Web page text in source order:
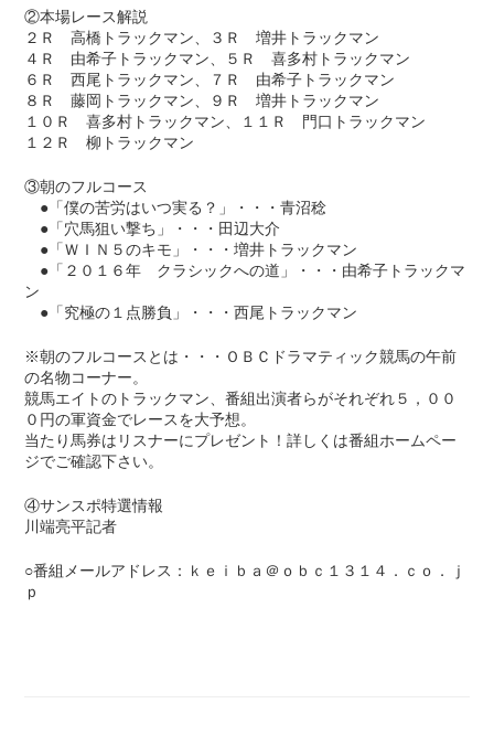
②本場レース解説
２Ｒ 高橋トラックマン、３Ｒ 増井トラックマン
４Ｒ 由希子トラックマン、５Ｒ 喜多村トラックマン
６Ｒ 西尾トラックマン、７Ｒ 由希子トラックマン
８Ｒ 藤岡トラックマン、９Ｒ 増井トラックマン
１０Ｒ 喜多村トラックマン、１１Ｒ 門口トラックマン
１２Ｒ 柳トラックマン
③朝のフルコース
●「僕の苦労はいつ実る？」・・・青沼稔
●「穴馬狙い撃ち」・・・田辺大介
●「ＷＩＮ５のキモ」・・・増井トラックマン
●「２０１６年 クラシックへの道」・・・由希子トラックマ
ン
●「究極の１点勝負」・・・西尾トラックマン
※朝のフルコースとは・・・ＯＢＣドラマティック競馬の午前
の名物コーナー。
競馬エイトのトラックマン、番組出演者らがそれぞれ５，００
０円の軍資金でレースを大予想。
当たり馬券はリスナーにプレゼント！詳しくは番組ホームペー
ジでご確認下さい。
④サンスポ特選情報
川端亮平記者
○番組メールアドレス：ｋｅｉｂａ＠ｏｂｃ１３１４．ｃｏ．ｊ
ｐ